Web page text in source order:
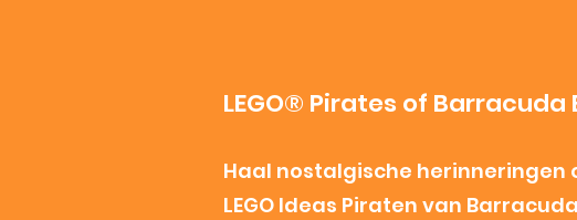
LEGO® Pirates of Barracuda
Haal nostalgische herinneringen
LEGO Ideas Piraten van